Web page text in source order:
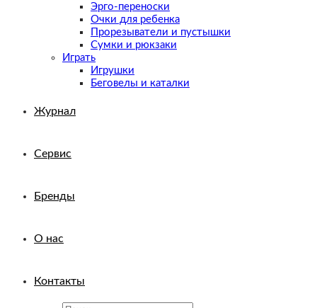
Эрго-переноски
Очки для ребенка
Прорезыватели и пустышки
Сумки и рюкзаки
Играть
Игрушки
Беговелы и каталки
Журнал
Сервис
Бренды
О нас
Контакты